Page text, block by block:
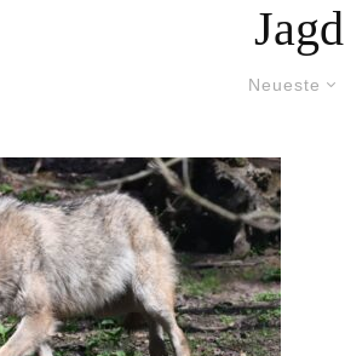
Jagd
Neueste